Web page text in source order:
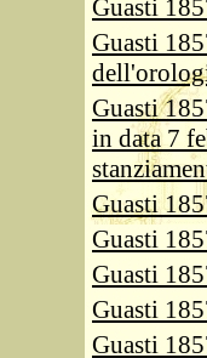
Guasti
Guasti
Guasti
in data 7
Guasti
Guasti
Guasti
Guasti
Guasti